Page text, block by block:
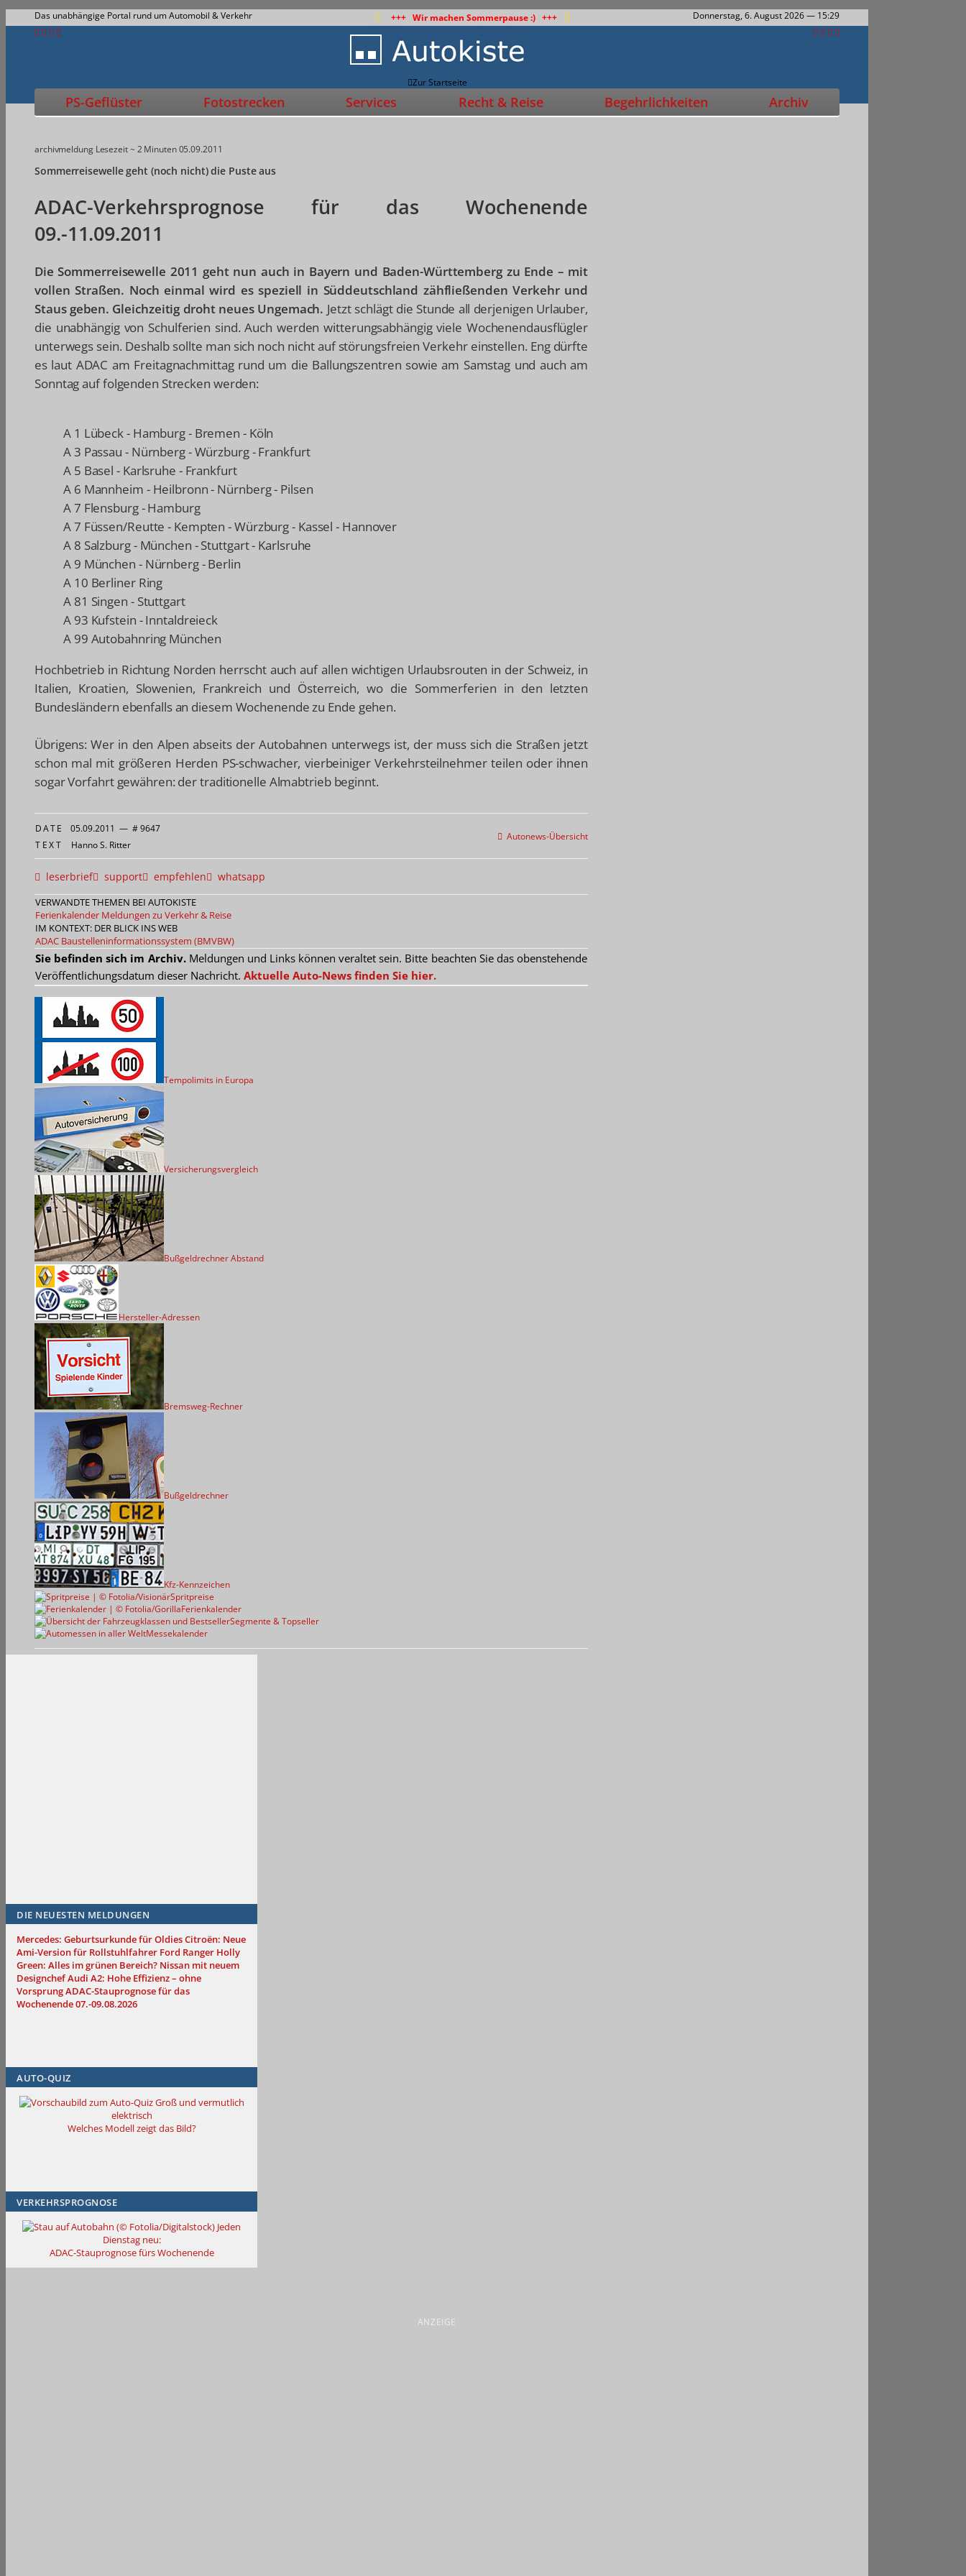
Das unabhängige Portal rund um Automobil & Verkehr +++ Wir machen Sommerpause :) +++ Donnerstag, 6. August 2026— 15:29
Zur Startseite
PS-Geflüster Fotostrecken Services Recht & Reise Begehrlichkeiten Archiv
archivmeldung Lesezeit ~ 2 Minuten05.09.2011
Sommerreisewelle geht (noch nicht) die Puste aus
ADAC-Verkehrsprognose für das Wochenende
09.-11.09.2011
Die Sommerreisewelle 2011 geht nun auch in Bayern und Baden-Württemberg zu Ende – mit
vollen Straßen. Noch einmal wird es speziell in Süddeutschland zähfließenden Verkehr und
Staus geben. Gleichzeitig droht neues Ungemach. Jetzt schlägt die Stunde all derjenigen Urlauber,
die unabhängig von Schulferien sind. Auch werden witterungsabhängig viele Wochenendausflügler
unterwegs sein. Deshalb sollte man sich noch nicht auf störungsfreien Verkehr einstellen. Eng dürfte
es laut ADAC am Freitagnachmittag rund um die Ballungszentren sowie am Samstag und auch am
Sonntag auf folgenden Strecken werden:
A 1 Lübeck - Hamburg - Bremen - Köln
A 3 Passau - Nürnberg - Würzburg - Frankfurt
A 5 Basel - Karlsruhe - Frankfurt
A 6 Mannheim - Heilbronn - Nürnberg - Pilsen
A 7 Flensburg - Hamburg
A 7 Füssen/Reutte - Kempten - Würzburg - Kassel - Hannover
A 8 Salzburg - München - Stuttgart - Karlsruhe
A 9 München - Nürnberg - Berlin
A 10 Berliner Ring
A 81 Singen - Stuttgart
A 93 Kufstein - Inntaldreieck
A 99 Autobahnring München
Hochbetrieb in Richtung Norden herrscht auch auf allen wichtigen Urlaubsrouten in der Schweiz, in
Italien, Kroatien, Slowenien, Frankreich und Österreich, wo die Sommerferien in den letzten
Bundesländern ebenfalls an diesem Wochenende zu Ende gehen.
Übrigens: Wer in den Alpen abseits der Autobahnen unterwegs ist, der muss sich die Straßen jetzt
schon mal mit größeren Herden PS-schwacher, vierbeiniger Verkehrsteilnehmer teilen oder ihnen
sogar Vorfahrt gewähren: der traditionelle Almabtrieb beginnt.
Autonews-Übersicht
DATE 05.09.2011 — # 9647
TEXT Hanno S. Ritter
leserbrief support empfehlen whatsapp
VERWANDTE THEMEN BEI AUTOKISTE
Ferienkalender Meldungen zu Verkehr & Reise
IM KONTEXT: DER BLICK INS WEB
ADAC Baustelleninformationssystem (BMVBW)
Sie befinden sich im Archiv.Meldungen und Links können veraltet sein. Bitte beachten Sie das obenstehende
Veröffentlichungsdatum dieser Nachricht. Aktuelle Auto-News finden Sie hier.
Tempolimits in Europa
Versicherungsvergleich
Bußgeldrechner Abstand
Hersteller-Adressen
Bremsweg-Rechner
Bußgeldrechner
Kfz-Kennzeichen
Spritpreise
Ferienkalender
Segmente & Topseller
Messekalender
DIE NEUESTEN MELDUNGEN
Mercedes: Geburtsurkunde für OldiesCitroën: Neue
Ami-Version für Rollstuhlfahrer Ford Ranger Holly
Green: Alles im grünen Bereich? Nissan mit neuem
DesignchefAudi A2: Hohe Effizienz – ohne
VorsprungADAC-Stauprognose für das
Wochenende 07.-09.08.2026
AUTO-QUIZ
Groß und vermutlich
elektrisch
Welches Modell zeigt das Bild?
VERKEHRSPROGNOSE
Jeden
Dienstag neu:
ADAC-Stauprognose fürs Wochenende
ANZEIGE